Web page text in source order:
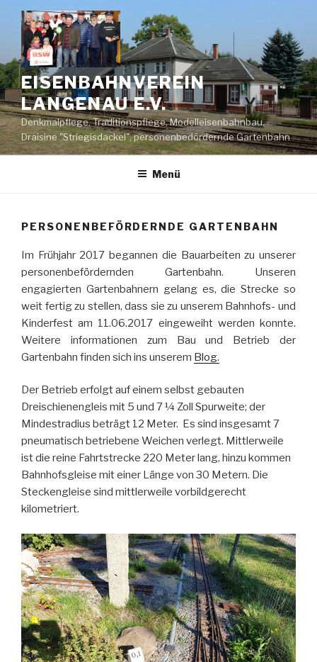
Inhalt
springen
EISENBAHNVEREIN
LANGENAU E.V.
Denkmalpflege, Traditionspflege, Modelleisenbahnbau,
Draisine "Striegisdackel", personenbedördernde Gartenbahn
Menü
PERSONENBEFÖRDERNDE GARTENBAHN
Im Frühjahr 2017 begannen die Bauarbeiten zu unserer
personenbefördernden Gartenbahn. Unseren
engagierten Gartenbahnern gelang es, die Strecke so
weit fertig zu stellen, dass sie zu unserem Bahnhofs- und
Kinderfest am 11.06.2017 eingeweiht werden konnte.
Weitere informationen zum Bau und Betrieb der
Gartenbahn finden sich ins unserem Blog.
Der Betrieb erfolgt auf einem selbst gebauten
Dreischienengleis mit 5 und 7 ¼ Zoll Spurweite; der
Mindestradius beträgt 12 Meter. Es sind insgesamt 7
pneumatisch betriebene Weichen verlegt. Mittlerweile
ist die reine Fahrtstrecke 220 Meter lang, hinzu kommen
Bahnhofsgleise mit einer Länge von 30 Metern. Die
Steckengleise sind mittlerweile vorbildgerecht
kilometriert.